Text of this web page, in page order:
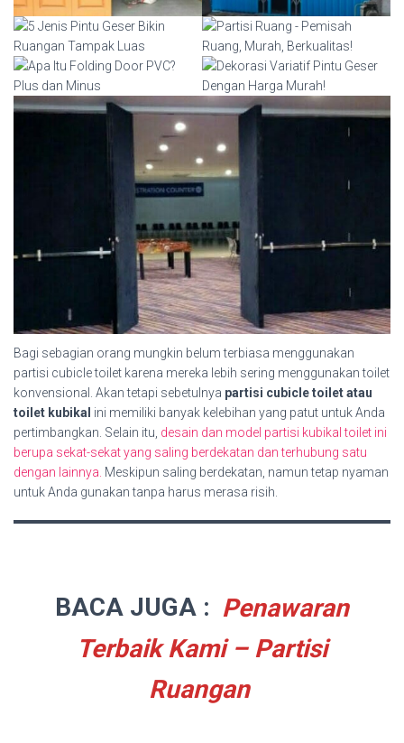
Bagi sebagian orang mungkin belum terbiasa menggunakan
partisi cubicle toilet karena mereka lebih sering menggunakan toilet
konvensional. Akan tetapi sebetulnya partisi cubicle toilet atau
toilet kubikal ini memiliki banyak kelebihan yang patut untuk Anda
pertimbangkan. Selain itu, desain dan model partisi kubikal toilet ini
berupa sekat-sekat yang saling berdekatan dan terhubung satu
dengan lainnya. Meskipun saling berdekatan, namun tetap nyaman
untuk Anda gunakan tanpa harus merasa risih.
BACA JUGA : Penawaran
Terbaik Kami – Partisi
Ruangan